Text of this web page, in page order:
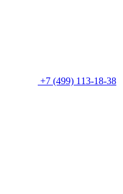
+7 (499) 113-18-38